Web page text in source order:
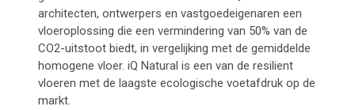
architecten, ontwerpers en vastgoedeigenaren een
vloeroplossing die een vermindering van 50% van de
CO2-uitstoot biedt, in vergelijking met de gemiddelde
homogene vloer. iQ Natural is een van de resilient
vloeren met de laagste ecologische voetafdruk op de
markt.